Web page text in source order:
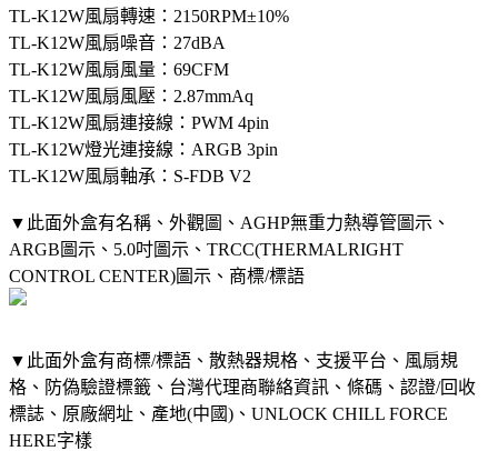
TL-K12W風扇轉速：2150RPM±10%
TL-K12W風扇噪音：27dBA
TL-K12W風扇風量：69CFM
TL-K12W風扇風壓：2.87mmAq
TL-K12W風扇連接線：PWM 4pin
TL-K12W燈光連接線：ARGB 3pin
TL-K12W風扇軸承：S-FDB V2
▼此面外盒有名稱、外觀圖、AGHP無重力熱導管圖示、
ARGB圖示、5.0吋圖示、TRCC(THERMALRIGHT
CONTROL CENTER)圖示、商標/標語
▼此面外盒有商標/標語、散熱器規格、支援平台、風扇規
格、防偽驗證標籤、台灣代理商聯絡資訊、條碼、認證/回收
標誌、原廠網址、產地(中國)、UNLOCK CHILL FORCE
HERE字樣